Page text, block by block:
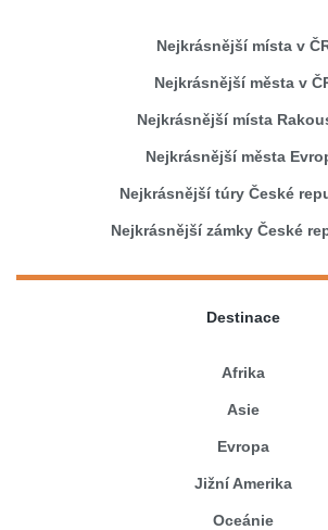
Nejkrásnější místa v
Nejkrásnější města v
Nejkrásnější místa
Nejkrásnější města
Nejkrásnější túry České
Nejkrásnější zámky České
Destinace
Afrika
Asie
Evropa
Jižní Amerika
Oceánie